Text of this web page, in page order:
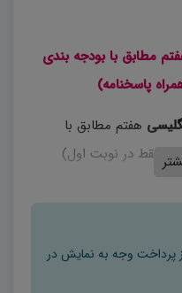
مطابق با بودجه بندی
هفتم مطابق با
پرداخت وجه به نمایش در